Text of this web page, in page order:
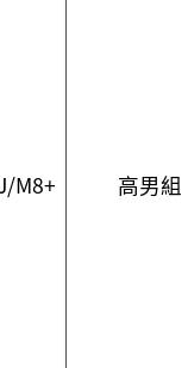
M8+ 高男組